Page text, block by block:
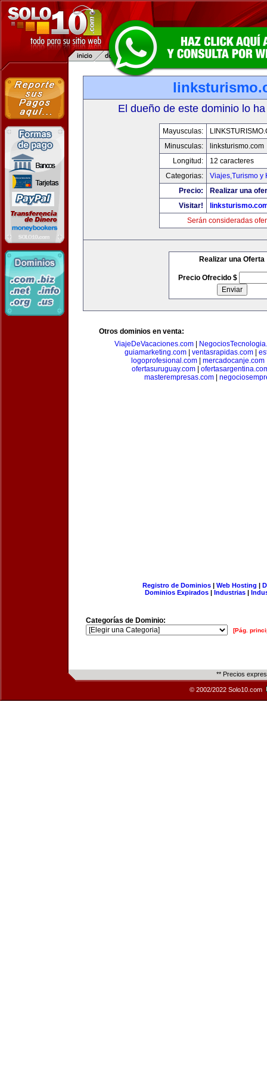
El dueño de este dominio lo
Mayusculas:
Minusculas:
linksturismo.com
Longitud:
12 caracteres
Categorias:
Viajes,Turismo y
Precio:
Realizar una
Visitar!
Serán consideradas
Realizar una Oferta
Precio Ofrecido $
Otros dominios en venta:
ViajeDeVacaciones.com
guiamarketing.com| ventasrapidas.com|
logoprofesional.com
mercadocanje.com
ofertasuruguay.com|
masterempresas.com|
Registro de Dominios| Web Hosting |
Dominios Expirados | Industrias |
Categorías de Dominio:
[Pág.
** Precios
© 2002/2022 Solo10.com